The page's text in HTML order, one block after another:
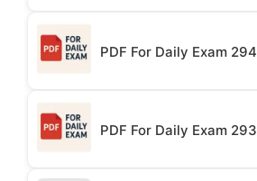
PDF For Daily Exam 294
PDF For Daily Exam 293